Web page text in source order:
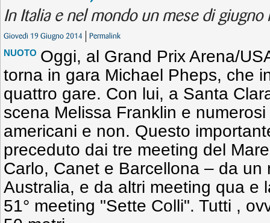
In Italia e nel mondo un mese di
Giovedì 19 Giugno 2014 Permalink
NUOTO Oggi, al Grand Prix Arena/
torna in gara Michael Pheps, che
quattro gare. Con lui, a Santa
scena Melissa Franklin e
americani e non. Questo
preceduto dai tre meeting del
Carlo, Canet e Barcellona – da un
Australia, e da altri meeting qua e
51° meeting "Sette Colli". Tutti ,